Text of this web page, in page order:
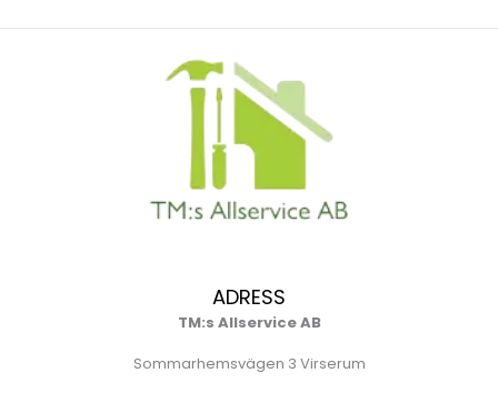
ADRESS
TM:s Allservice AB
Sommarhemsvägen 3 Virserum